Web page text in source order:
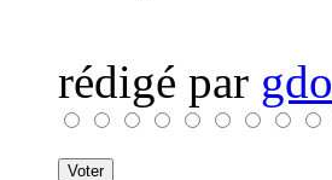
rédigé par gdo